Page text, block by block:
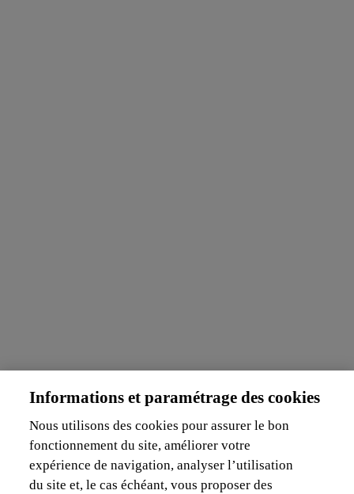
Informations et paramétrage des cookies
Nous utilisons des cookies pour assurer le bon
fonctionnement du site, améliorer votre
expérience de navigation, analyser l’utilisation
du site et, le cas échéant, vous proposer des